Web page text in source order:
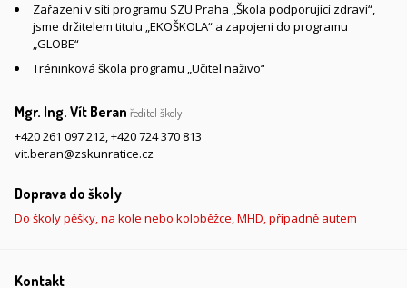
Zařazeni v síti programu SZU Praha „Škola podporující zdraví“,
jsme držitelem titulu „EKOŠKOLA“ a zapojeni do programu
„GLOBE“
Tréninková škola programu „Učitel naživo“
Mgr. Ing. Vít Beran ředitel školy
+420 261 097 212,+420 724 370 813
vit.beran@zskunratice.cz
Doprava do školy
Do školy pěšky, na kole nebo koloběžce, MHD, případně autem
Kontakt